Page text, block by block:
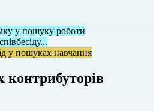
у пошуку роботи
у пошуках навчання
контрибуторів